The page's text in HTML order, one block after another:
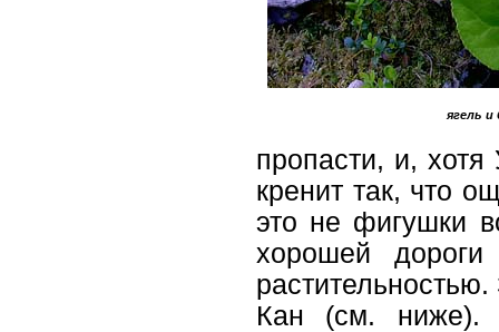
ягель и
пропасти, и, хотя
кренит так, что
это не фигушки
хорошей
растительностью.
Кан (см. ниже).